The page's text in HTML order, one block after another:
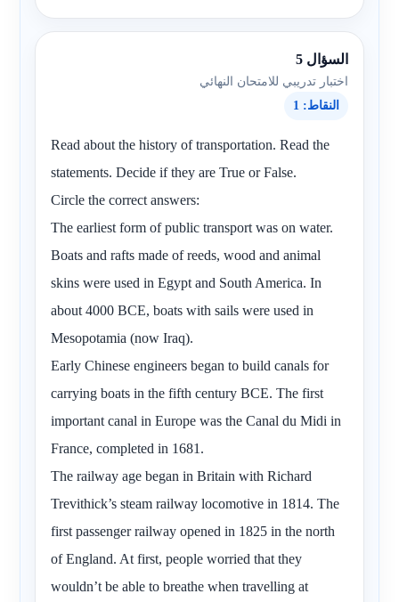
السؤال 5
اختبار تدريبي للامتحان النهائي
النقاط: 1
Read about the history of transportation. Read the
statements. Decide if they are True or False.
Circle the correct answers:
The earliest form of public transport was on water.
Boats and rafts made of reeds, wood and animal
skins were used in Egypt and South America. In
about 4000 BCE, boats with sails were used in
Mesopotamia (now Iraq).
Early Chinese engineers began to build canals for
carrying boats in the fifth century BCE. The first
important canal in Europe was the Canal du Midi in
France, completed in 1681.
The railway age began in Britain with Richard
Trevithick’s steam railway locomotive in 1814. The
first passenger railway opened in 1825 in the north
of England. At first, people worried that they
wouldn’t be able to breathe when travelling at